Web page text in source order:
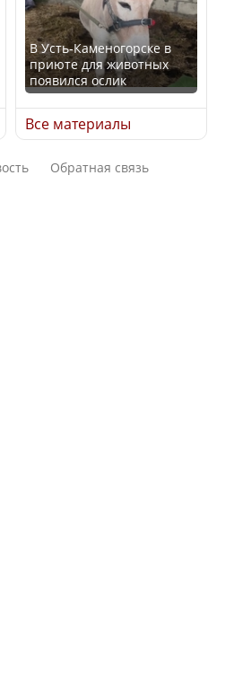
Луну признали объектом
культурного наследия,
находящегося под
угрозой исчезновения
В Усть-Каменогорске в
приюте для животных
появился ослик
Все материалы
Обратная связь